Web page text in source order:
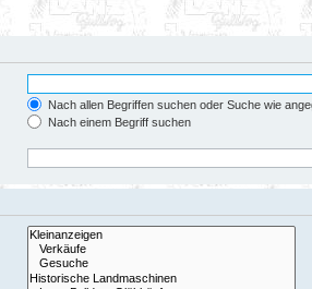
Nach allen Begriffen suchen oder Suche wie
Nach einem Begriff suchen